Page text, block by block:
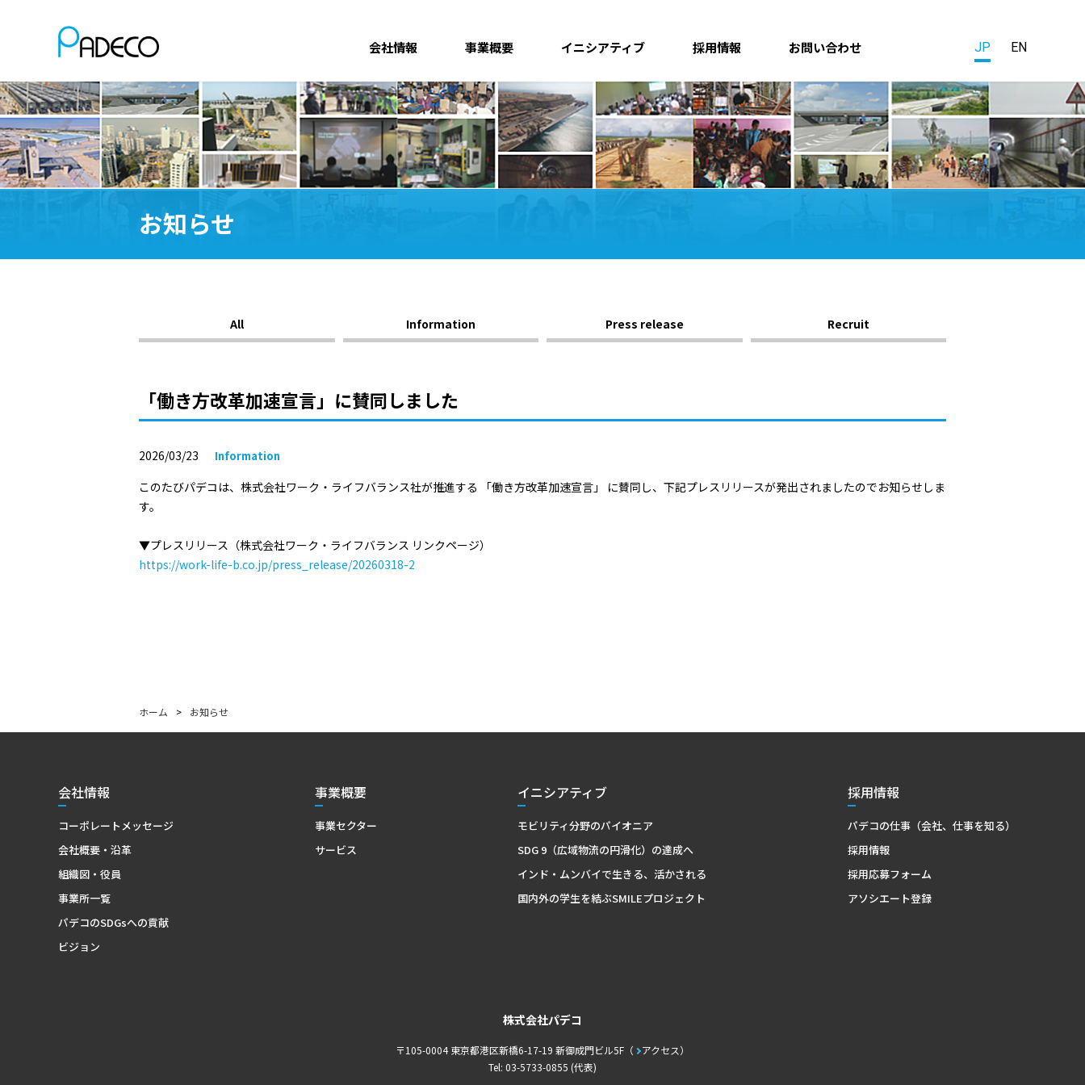
会社情報 事業概要 イニシアティブ 採用情報 お問い合わせ JP EN
お知らせ
All Information Press release Recruit
「働き方改革加速宣言」に賛同しました
2026/03/23 Information
このたびパデコは、株式会社ワーク・ライフバランス社が推進する 「働き方改革加速宣言」 に賛同し、下記プレスリリースが発出されましたのでお知らせしま
す。
▼プレスリリース（株式会社ワーク・ライフバランス リンクページ）
https://work-life-b.co.jp/press_release/20260318-2
ホーム > お知らせ
会社情報
コーポレートメッセージ
会社概要・沿革
組織図・役員
事業所一覧
パデコのSDGsへの貢献
ビジョン
事業概要
事業セクター
サービス
イニシアティブ
モビリティ分野のパイオニア
SDG 9（広域物流の円滑化）の達成へ
インド・ムンバイで生きる、活かされる
国内外の学生を結ぶSMILEプロジェクト
採用情報
パデコの仕事（会社、仕事を知る）
採用情報
採用応募フォーム
アソシエート登録
株式会社パデコ
〒105-0004 東京都港区新橋6-17-19 新御成門ビル5F
アクセス
Tel: 03-5733-0855 (代表)